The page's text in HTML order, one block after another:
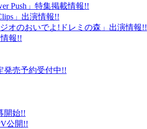
Push」特集掲載情報!!
」出演情報!!
オのおいでよ!ドレミの森」出演情報!!
報!!
発売予約受付中!!
開始!!
公開!!